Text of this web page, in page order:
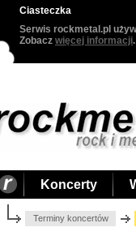
Ciasteczka
Serwis rockmetal.pl
Zobacz więcej informacji.
Koncerty
Terminy koncertów